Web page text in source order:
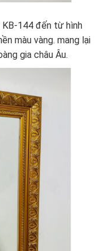
144 đến từ hình
màu vàng. mang lại
gia châu Âu.